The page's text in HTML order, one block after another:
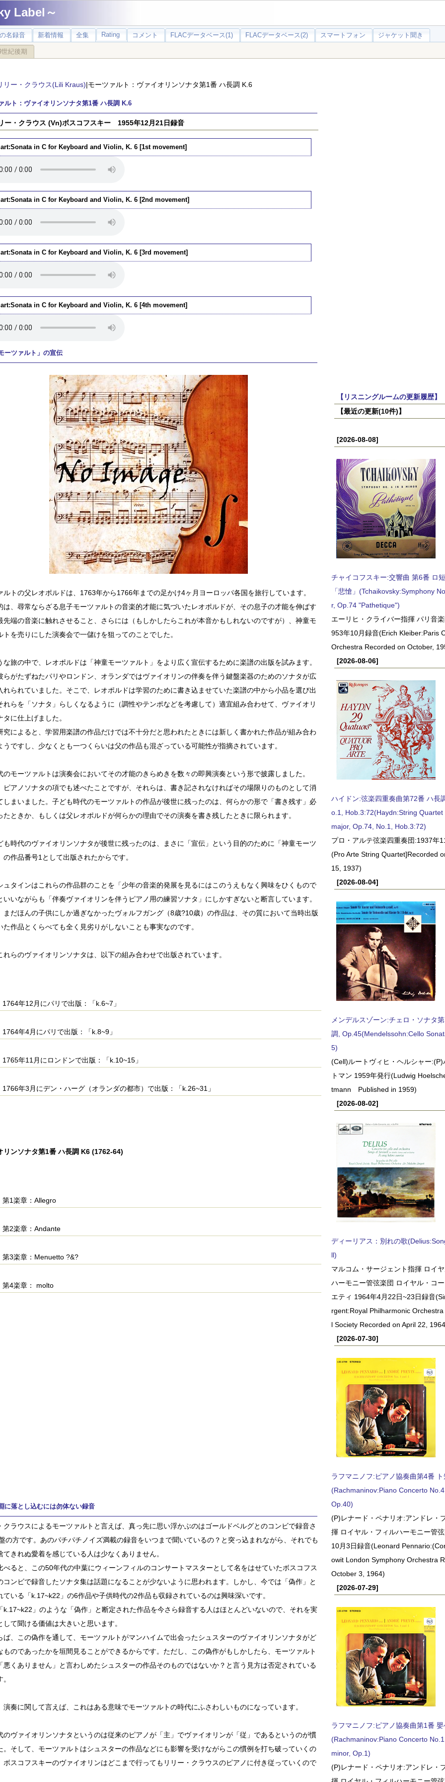
Label～
名録音 新着情報 全集 Rating コメント FLACデータベース(1) FLACデータベース(2) スマートフォン ジャケット聞き
世紀後期
リー・クラウス(Lili Kraus)|モーツァルト：ヴァイオリンソナタ第1番 ハ長調 K.6
ルト：ヴァイオリンソナタ第1番 ハ長調 K.6
ー・クラウス (Vn)ボスコフスキー 1955年12月21日録音
in C for Keyboard and Violin, K. 6 [1st movement]
in C for Keyboard and Violin, K. 6 [2nd movement]
in C for Keyboard and Violin, K. 6 [3rd movement]
in C for Keyboard and Violin, K. 6 [4th movement]
ーツァルト」の宣伝
ルトの父レオポルドは、1763年から1766年までの足かけ4ヶ月ヨーロッパ各国を旅行しています。
は、尋常ならざる息子モーツァルトの音楽的才能に気づいたレオポルドが、その息子の才能を伸ばす
先端の音楽に触れさせること、さらには（もしかしたらこれが本音かもしれないのですが）、神童モ
トを売りにした演奏会で一儲けを狙ってのことでした。
な旅の中で、レオポルドは「神童モーツァルト」をより広く宣伝するために楽譜の出版を試みます。
らがたずねたパリやロンドン、オランダではヴァイオリンの伴奏を伴う鍵盤楽器のためのソナタが広
れられていました。そこで、レオポルドは学習のために書き込ませていた楽譜の中から小品を選び出
れらを「ソナタ」らしくなるように（調性やテンポなどを考慮して）適宜組み合わせて、ヴァイオリ
タに仕上げました。
究によると、学習用楽譜の作品だけでは不十分だと思われたときには新しく書かれた作品が組み合わ
うですし、少なくとも一つくらいは父の作品も混ざっている可能性が指摘されています。
のモーツァルトは演奏会においてその才能のきらめきを数々の即興演奏という形で披露しました。
ピアノソナタの項でも述べたことですが、それらは、書き記されなければその場限りのものとして消
しまいました。子ども時代のモーツァルトの作品が後世に残ったのは、何らかの形で「書き残す」必
たときか、もしくは父レオポルドが何らかの理由でその演奏を書き残したときに限られます。
も時代のヴァイオリンソナタが後世に残ったのは、まさに「宣伝」という目的のために「神童モーツ
の作品番号1として出版されたからです。
ュタインはこれらの作品群のことを「少年の音楽的発展を見るにはこのうえもなく興味をひくもので
いいながらも「伴奏ヴァイオリンを伴うピアノ用の練習ソナタ」にしかすぎないと断言しています。
まだほんの子供にしか過ぎなかったヴォルフガング（8歳?10歳）の作品は、その質において当時出版
た作品とくらべても全く見劣りがしないことも事実なのです。
れらのヴァイオリンソナタは、以下の組み合わせで出版されています。
1764年12月にパリで出版：「k.6~7」
1764年4月にパリで出版：「k.8~9」
1765年11月にロンドンで出版：「k.10~15」
1766年3月にデン・ハーグ（オランダの都市）で出版：「k.26~31」
リンソナタ第1番 ハ長調 K6 (1762-64)
第1楽章：Allegro
第2楽章：Andante
第3楽章：Menuetto ?&?
第4楽章： molto
に落とし込むには勿体ない録音
クラウスによるモーツァルトと言えば、真っ先に思い浮かぶのはゴールドベルグとのコンビで録音さ
の方です。あのパチパチノイズ満載の録音をいつまで聞いているの？と突っ込まれながら、それでも
てきれぬ愛着を感じている人は少なくありません。
べると、この50年代の中葉にウィーンフィルのコンサートマスターとして名をはせていたボスコフス
コンビで録音したソナタ集は話題になることが少ないように思われます。しかし、今では「偽作」と
ている「k.17~k22」の6作品や子供時代の2作品も収録されているのは興味深いです。
k.17~k22」のような「偽作」と断定された作品を今さら録音する人はほとんどいないので、それを実
して聞ける価値は大きいと思います。
ば、この偽作を通して、モーツァルトがマンハイムで出会ったシュスターのヴァイオリンソナタがど
ものであったかを垣間見ることができるからです。ただし、この偽作がもしかしたら、モーツァルト
悪くありません」と言わしめたシュスターの作品そのものではないか？と言う見方は否定されている
演奏に関して言えば、これはある意味でモーツァルトの時代にふさわしいものになっています。
のヴァイオリンソナタというのは従来のピアノが「主」でヴァイオリンが「従」であるというのが慣
。そして、モーツァルトはシュスターの作品などにも影響を受けながらこの慣例を打ち破っていくの
ボスコフスキーのヴァイオリンはどこまで行ってもリリー・クラウスのピアノに付き従っていくので
【リスニングルームの更新履歴】
【最近の更新(10件)】
[2026-08-08]
チャイコフスキー:交響曲 第6番 ロ
「悲愴」(Tchaikovsky:Symphony
r, Op.74 "Pathetique")
エーリヒ・クライバー指揮 パリ音
953年10月録音(Erich Kleiber:Paris
Orchestra Recorded on October,
[2026-08-06]
ハイドン:弦楽四重奏曲第72番 ハ長
o.1, Hob.3:72(Haydn:String Quartet
major, Op.74, No.1, Hob.3:72)
プロ・アルテ弦楽四重奏団:1937年
(Pro Arte String Quartet]Recorded
15, 1937)
[2026-08-04]
メンデルスゾーン:チェロ・ソナタ
調, Op.45(Mendelssohn:Cello
5)
(Cell)ルートヴィヒ・ヘルシャー
トマン 1959年発行(Ludwig
tmann Published in 1959)
[2026-08-02]
ディーリアス：別れの歌
ll)
マルコム・サージェント指揮 ロイ
ハーモニー管弦楽団 ロイヤル・コ
エティ 1964年4月22日~23日録音
rgent:Royal Philharmonic
l Society Recorded on April 22,
[2026-07-30]
ラフマニノフ:ピアノ協奏曲第4番
(Rachmaninov:Piano Concerto
Op.40)
(P)レナード・ペナリオ:アンドレ・
揮 ロイヤル・フィルハーモニー管
10月3日録音(Leonard
owit London Symphony Orchestra
October 3, 1964)
[2026-07-29]
ラフマニノフ:ピアノ協奏曲第1番
(Rachmaninov:Piano Concerto
minor, Op.1)
(P)レナード・ペナリオ:アンドレ・